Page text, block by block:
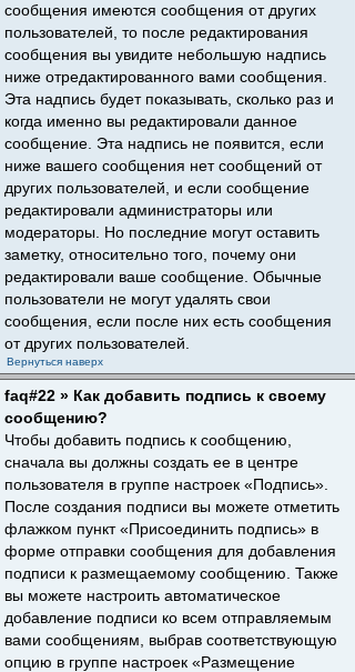
сообщения имеются сообщения от других
пользователей, то после редактирования
сообщения вы увидите небольшую надпись
ниже отредактированного вами сообщения.
Эта надпись будет показывать, сколько раз и
когда именно вы редактировали данное
сообщение. Эта надпись не появится, если
ниже вашего сообщения нет сообщений от
других пользователей, и если сообщение
редактировали администраторы или
модераторы. Но последние могут оставить
заметку, относительно того, почему они
редактировали ваше сообщение. Обычные
пользователи не могут удалять свои
сообщения, если после них есть сообщения
от других пользователей.
Вернуться наверх
faq#22 » Как добавить подпись к своему
сообщению?
Чтобы добавить подпись к сообщению,
сначала вы должны создать ее в центре
пользователя в группе настроек «Подпись».
После создания подписи вы можете отметить
флажком пункт «Присоединить подпись» в
форме отправки сообщения для добавления
подписи к размещаемому сообщению. Также
вы можете настроить автоматическое
добавление подписи ко всем отправляемым
вами сообщениям, выбрав соответствующую
опцию в группе настроек «Размещение